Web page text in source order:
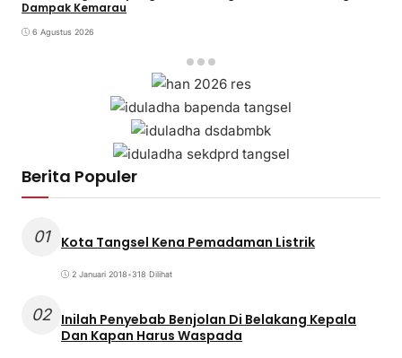
Dampak Kemarau
6 Agustus 2026
Berita Populer
01 Kota Tangsel Kena Pemadaman Listrik
2 Januari 2018•318 Dilihat
02 Inilah Penyebab Benjolan Di Belakang Kepala
Dan Kapan Harus Waspada